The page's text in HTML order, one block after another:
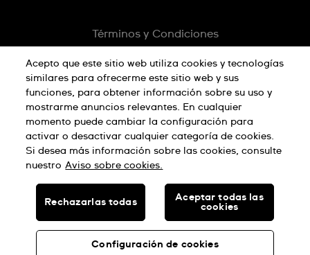
Términos y Condiciones
HECHO EN SUIZA
© SWATCH AG 2026, TODOS LOS DERECHOS RESERVADOS:
Acepto que este sitio web utiliza cookies y tecnologías
similares para ofrecerme este sitio web y sus
funciones, para obtener información sobre su uso y
mostrarme anuncios relevantes. En cualquier
momento puede cambiar la configuración para
activar o desactivar cualquier categoría de cookies.
Si desea más información sobre las cookies, consulte
nuestro Aviso sobre cookies.
Configuración de cookies
Rechazarlas todas
Aceptar todas las
cookies